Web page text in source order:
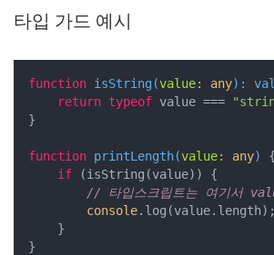
타입 가드 예시
function isString (value: any):
return typeof value ===
}
function printLength(value: any) {
if (isString(value)) {
// 타입스크립트는 여기서
console.log(value.length);
    }
}